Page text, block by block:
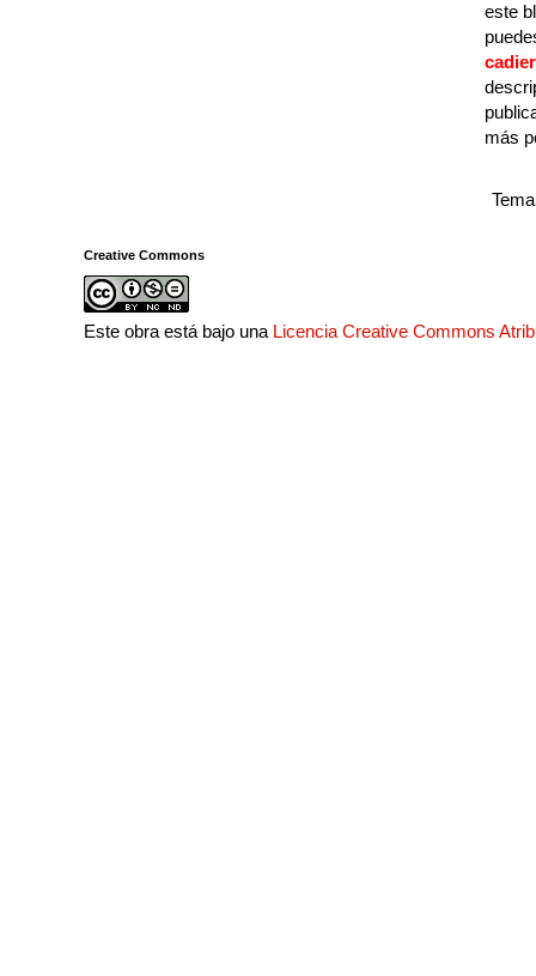
este
más
Creative Commons
Este obra está bajo una Licencia Creative Commons